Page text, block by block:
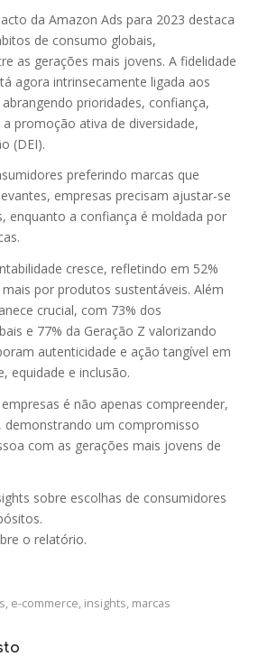
da Amazon Ads para 2023 destaca
de consumo globais,
as gerações mais jovens. A fidelidade
agora intrinsecamente ligada aos
prioridades, confiança,
promoção ativa de diversidade,
(DEI).
preferindo marcas que
empresas precisam ajustar-se
enquanto a confiança é moldada por
cresce, refletindo em 52%
por produtos sustentáveis. Além
crucial, com 73% dos
e 77% da Geração Z valorizando
autenticidade e ação tangível em
equidade e inclusão.
é não apenas compreender,
demonstrando um compromisso
com as gerações mais jovens de
sobre escolhas de consumidores
o relatório.
, e-commerce, insights, marcas